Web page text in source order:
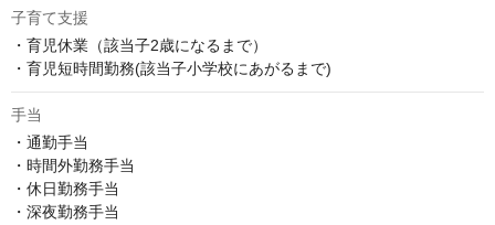
子育て支援
・育児休業（該当子2歳になるまで）
・育児短時間勤務(該当子小学校にあがるまで)
手当
・通勤手当
・時間外勤務手当
・休日勤務手当
・深夜勤務手当